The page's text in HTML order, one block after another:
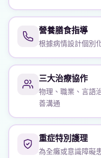
營養膳食指導
根據病情設計個別
三大治療協作
物理、職業、言語
善溝通
重症特別護理
為全癱或意識障礙